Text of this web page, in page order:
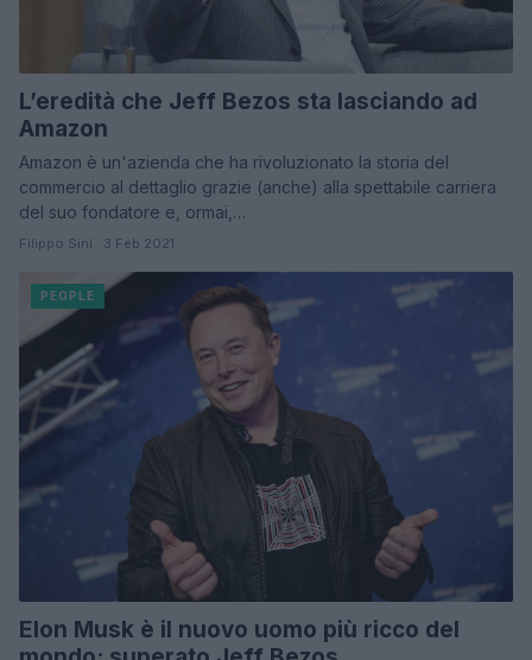
L’eredità che Jeff Bezos sta lasciando ad
Amazon
Amazon è un'azienda che ha rivoluzionato la storia del
commercio al dettaglio grazie (anche) alla spettabile carriera
del suo fondatore e, ormai,…
Filippo Sini · 3 Feb 2021
PEOPLE
Elon Musk è il nuovo uomo più ricco del